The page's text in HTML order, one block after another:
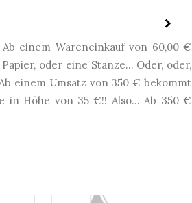
Ab einem Wareneinkauf von 60,00 €
oder eine Stanze... Oder, oder,
einem Umsatz von 350 € bekommt
in Höhe von 35 €!! Also... Ab 350 €